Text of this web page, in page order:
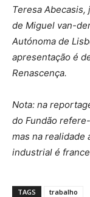
Teresa
de Miguel van-
Autónoma de
apresentação é
Renascença.
Nota: na
do Fundão
mas na realidade
industrial é
TAGS trabalho